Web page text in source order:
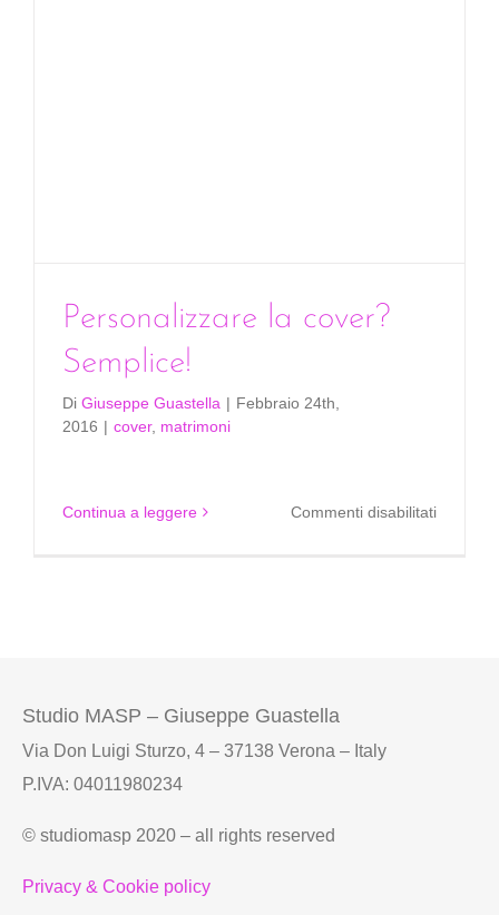
Personalizzare la cover?
Semplice!
Di Giuseppe Guastella | Febbraio 24th,
2016 | cover, matrimoni
Continua a leggere Commenti disabilitatisu
Studio MASP – Giuseppe Guastella
Via Don Luigi Sturzo, 4 – 37138 Verona – Italy
P.IVA: 04011980234
© studiomasp 2020 – all rights reserved
Privacy & Cookie policy